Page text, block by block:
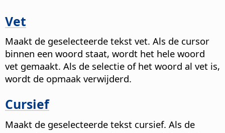
Vet
Maakt de geselecteerde tekst vet. Als de cursor
binnen een woord staat, wordt het hele woord
vet gemaakt. Als de selectie of het woord al vet is,
wordt de opmaak verwijderd.
Cursief
Maakt de geselecteerde tekst cursief. Als de